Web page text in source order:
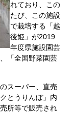
れており、この
たび、この施設
で栽培する「越
後姫」が2019
年度県施設園芸
「全国野菜園芸
スーパー、直売
とうりんぼ」内
所等で販売され